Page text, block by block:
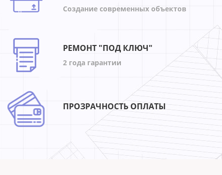
Создание современных объектов
РЕМОНТ "ПОД КЛЮЧ"
2 года гарантии
ПРОЗРАЧНОСТЬ ОПЛАТЫ